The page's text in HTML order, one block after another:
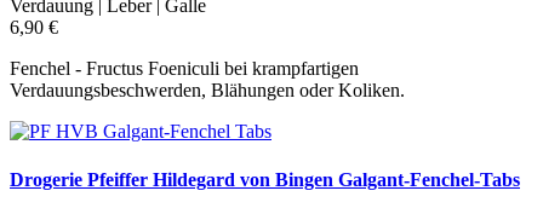
Verdauung | Leber | Galle
6,90 €
Fenchel - Fructus Foeniculi bei krampfartigen
Verdauungsbeschwerden, Blähungen oder Koliken.
Drogerie Pfeiffer Hildegard von Bingen Galgant-Fenchel-Tabs